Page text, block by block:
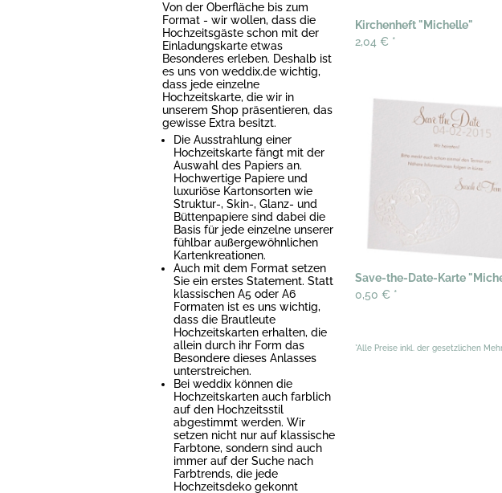
Von der Oberfläche bis zum
Format - wir wollen, dass die
Hochzeitsgäste schon mit der
Einladungskarte etwas
Besonderes erleben. Deshalb ist
es uns von weddix.de wichtig,
dass jede einzelne
Hochzeitskarte, die wir in
unserem Shop präsentieren, das
gewisse Extra besitzt.
Die Ausstrahlung einer
Hochzeitskarte fängt mit der
Auswahl des Papiers an.
Hochwertige Papiere und
luxuriöse Kartonsorten wie
Struktur-, Skin-, Glanz- und
Büttenpapiere sind dabei die
Basis für jede einzelne unserer
fühlbar außergewöhnlichen
Kartenkreationen.
Auch mit dem Format setzen
Sie ein erstes Statement. Statt
klassischen A5 oder A6
Formaten ist es uns wichtig,
dass die Brautleute
Hochzeitskarten erhalten, die
allein durch ihr Form das
Besondere dieses Anlasses
unterstreichen.
Bei weddix können die
Hochzeitskarten auch farblich
auf den Hochzeitsstil
abgestimmt werden. Wir
setzen nicht nur auf klassische
Farbtone, sondern sind auch
immer auf der Suche nach
Farbtrends, die jede
Hochzeitsdeko gekonnt
Kirchenheft "Michelle"
2,04 € *
Save-the-Date-Karte
0,50 € *
*Alle Preise inkl. der gesetzlichen